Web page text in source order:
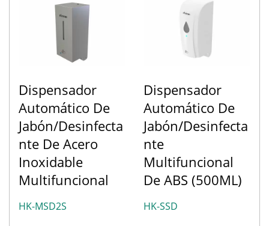
Dispensador
Automático De
Jabón/desinfecta
Nte De Acero
Inoxidable
Multifuncional
HK-MSD2S
Dispensador
Automático De
Jabón/desinfecta
Nte
Multifuncional
De ABS (500ML)
HK-SSD